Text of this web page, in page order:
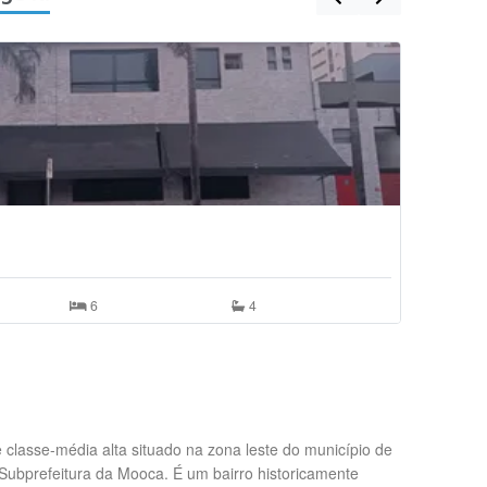
6 4
média alta situado na zona leste do município de
da Mooca. É um bairro historicamente